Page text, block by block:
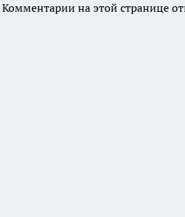
Комментарии на этой странице